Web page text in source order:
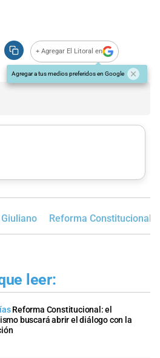
+ Agregar El Litoral en
Agregar a tus medios preferidos en Google
Giuliano Reforma Constitucional
leer:
Reforma Constitucional: el
buscará abrir el diálogo con la